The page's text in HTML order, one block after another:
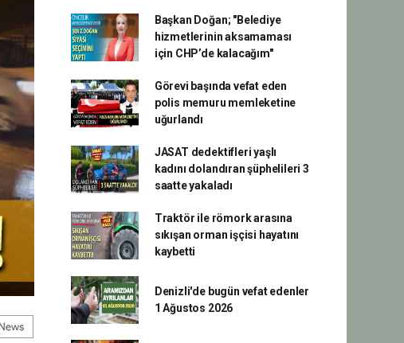
Başkan Doğan; "Belediye
hizmetlerinin aksamaması
için CHP’de kalacağım"
Görevi başında vefat eden
polis memuru memleketine
uğurlandı
JASAT dedektifleri yaşlı
kadını dolandıran şüphelileri 3
saatte yakaladı
Traktör ile römork arasına
sıkışan orman işçisi hayatını
kaybetti
Denizli'de bugün vefat edenler
1 Ağustos 2026